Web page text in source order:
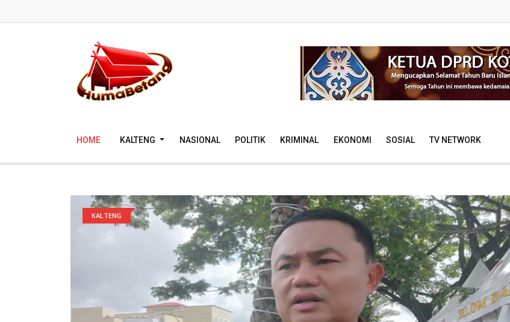
HOME KALTENG NASIONAL POLITIK KRIMINAL EKONOMI SOSIAL TV NETWORK
KALTENG